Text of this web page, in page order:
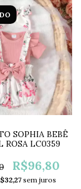
SOPHIA BEBÊ
ROSA LC0359
R$96,80
sem juros